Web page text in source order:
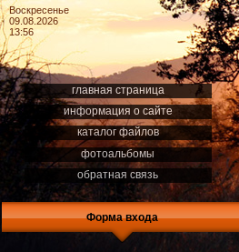
Воскресенье
09.08.2026
13:56
главная страница
информация о сайте
каталог файлов
фотоальбомы
обратная связь
Форма входа